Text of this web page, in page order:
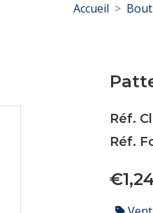
Accueil
Réf.
Réf.